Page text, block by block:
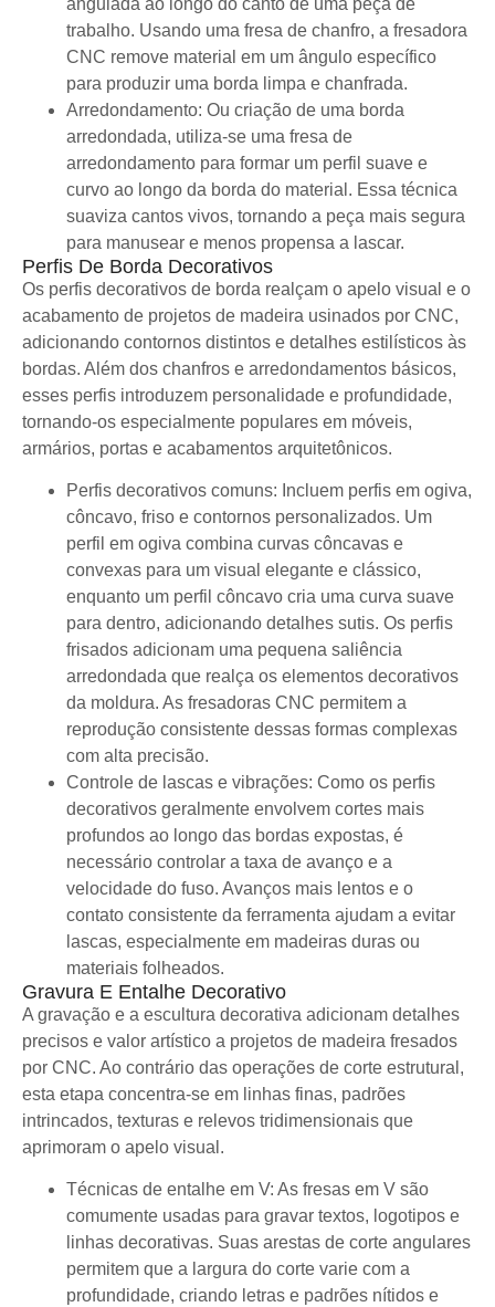
trabalho. Usando uma fresa de chanfro, a fresadora
CNC remove material em um ângulo específico
para produzir uma borda limpa e chanfrada.
Arredondamento: Ou criação de uma borda
arredondada, utiliza-se uma fresa de
arredondamento para formar um perfil suave e
curvo ao longo da borda do material. Essa técnica
suaviza cantos vivos, tornando a peça mais segura
para manusear e menos propensa a lascar.
Perfis De Borda Decorativos
Os perfis decorativos de borda realçam o apelo visual e o
acabamento de projetos de madeira usinados por CNC,
adicionando contornos distintos e detalhes estilísticos às
bordas. Além dos chanfros e arredondamentos básicos,
esses perfis introduzem personalidade e profundidade,
tornando-os especialmente populares em móveis,
armários, portas e acabamentos arquitetônicos.
Perfis decorativos comuns: Incluem perfis em ogiva,
côncavo, friso e contornos personalizados. Um
perfil em ogiva combina curvas côncavas e
convexas para um visual elegante e clássico,
enquanto um perfil côncavo cria uma curva suave
para dentro, adicionando detalhes sutis. Os perfis
frisados ​​adicionam uma pequena saliência
arredondada que realça os elementos decorativos
da moldura. As fresadoras CNC permitem a
reprodução consistente dessas formas complexas
com alta precisão.
Controle de lascas e vibrações: Como os perfis
decorativos geralmente envolvem cortes mais
profundos ao longo das bordas expostas, é
necessário controlar a taxa de avanço e a
velocidade do fuso. Avanços mais lentos e o
contato consistente da ferramenta ajudam a evitar
lascas, especialmente em madeiras duras ou
materiais folheados.
Gravura E Entalhe Decorativo
A gravação e a escultura decorativa adicionam detalhes
precisos e valor artístico a projetos de madeira fresados ​​
por CNC. Ao contrário das operações de corte estrutural,
esta etapa concentra-se em linhas finas, padrões
intrincados, texturas e relevos tridimensionais que
aprimoram o apelo visual.
Técnicas de entalhe em V: As fresas em V são
comumente usadas para gravar textos, logotipos e
linhas decorativas. Suas arestas de corte angulares
permitem que a largura do corte varie com a
profundidade, criando letras e padrões nítidos e